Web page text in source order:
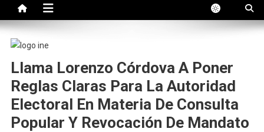
Llama Lorenzo Córdova A Poner
Reglas Claras Para La Autoridad
Electoral En Materia De Consulta
Popular Y Revocación De Mandato